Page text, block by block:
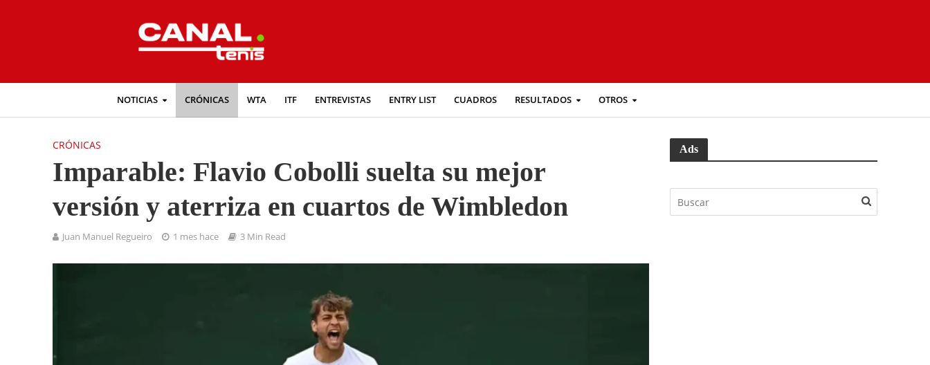
NOTICIAS CRÓNICAS WTA ITF ENTREVISTAS ENTRY LIST CUADROS RESULTADOS OTROS
CRÓNICAS
Imparable: Flavio Cobolli suelta su mejor
versión y aterriza en cuartos de Wimbledon
Juan Manuel Regueiro 1 mes hace 3 Min Read
Ads